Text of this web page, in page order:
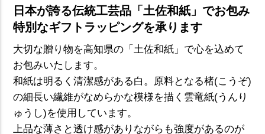
日本が誇る伝統工芸品「土佐和紙」でお包み
特別なギフトラッピングを承ります
大切な贈り物を高知県の「土佐和紙」で心を込めて
お包みいたします。
和紙は明るく清潔感がある白。原料となる楮(こうぞ)
の細長い繊維がなめらかな模様を描く雲竜紙(うんり
ゅうし)を使用しています。
上品な薄さと透け感がありながらも強度があるのが